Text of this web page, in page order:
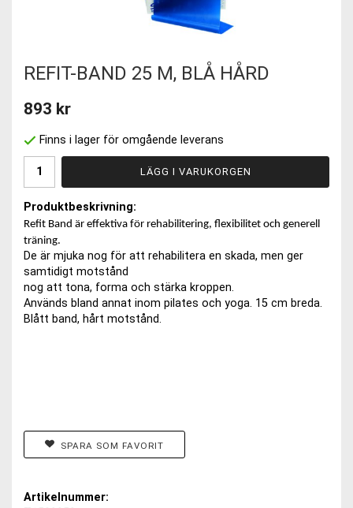
REFIT-BAND 25 M, BLÅ HÅRD
893 kr
Finns i lager för omgående leverans
LÄGG I VARUKORGEN
Produktbeskrivning:
Refit Band är effektiva för rehabilitering, flexibilitet och generell
träning.
De är mjuka nog för att rehabilitera en skada, men ger
samtidigt motstånd
nog att tona, forma och stärka kroppen.
Används bland annat inom pilates och yoga. 15 cm breda.
Blått band, hårt motstånd.
SPARA SOM FAVORIT
Artikelnummer: